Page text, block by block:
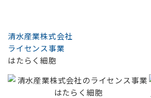
清水産業株式会社
ライセンス事業
はたらく細胞